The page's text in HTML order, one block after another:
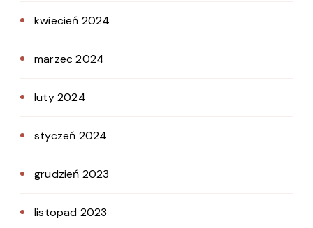
kwiecień 2024
marzec 2024
luty 2024
styczeń 2024
grudzień 2023
listopad 2023